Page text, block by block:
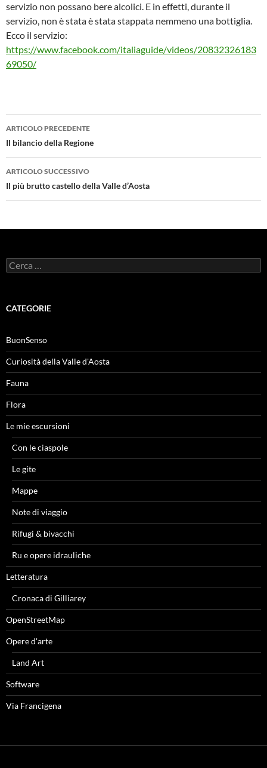
servizio non possano bere alcolici. E in effetti, durante il
servizio, non è stata è stata stappata nemmeno una bottiglia.
Ecco il servizio:
https://www.facebook.com/italiaguide/videos/20832326183
69050/
Navigazione
articolo
ARTICOLO PRECEDENTE
Il bilancio della Regione
ARTICOLO SUCCESSIVO
Il più brutto castello della Valle d’Aosta
Ricerca
per:
CATEGORIE
BuonSenso
Curiosità della Valle d'Aosta
Fauna
Flora
Le mie escursioni
Con le ciaspole
Le gite
Mappe
Note di viaggio
Rifugi & bivacchi
Ru e opere idrauliche
Letteratura
Cronaca di Gilliarey
OpenStreetMap
Opere d'arte
Land Art
Software
Via Francigena